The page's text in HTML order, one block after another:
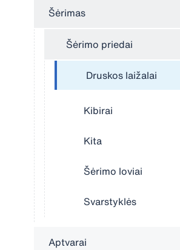
Šėrimas
Šėrimo priedai
Druskos laižalai
Kibirai
Kita
Šėrimo loviai
Svarstyklės
Aptvarai